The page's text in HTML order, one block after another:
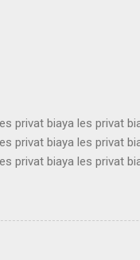
privat biaya les privat
privat biaya les privat
privat biaya les privat
privat biaya les privat
privat biaya les privat
privat biaya les privat